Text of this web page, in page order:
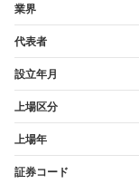
業界
代表者
設立年月
上場区分
上場年
証券コード